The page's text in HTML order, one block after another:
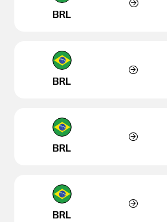
BRL
BRL
BRL
BRL